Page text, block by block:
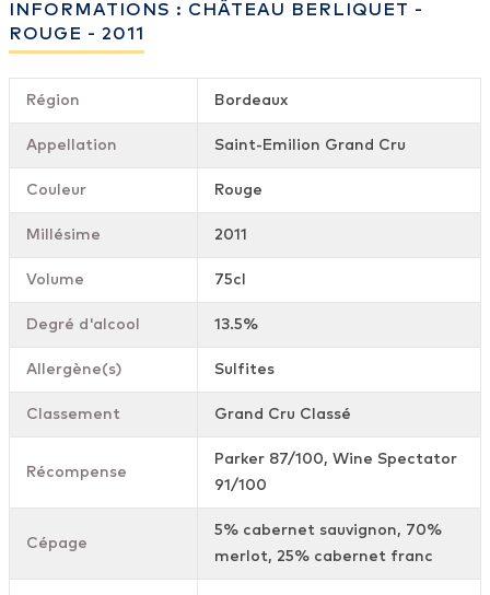
INFORMATIONS : CHÂTEAU BERLIQUET -
ROUGE - 2011
Région Bordeaux
Appellation Saint-Emilion Grand Cru
Couleur Rouge
Millésime 2011
Volume 75cl
Degré d'alcool 13.5%
Allergène(s) Sulfites
Classement Grand Cru Classé
Récompense
Parker 87/100, Wine Spectator
91/100
Cépage
5% cabernet sauvignon, 70%
merlot, 25% cabernet franc